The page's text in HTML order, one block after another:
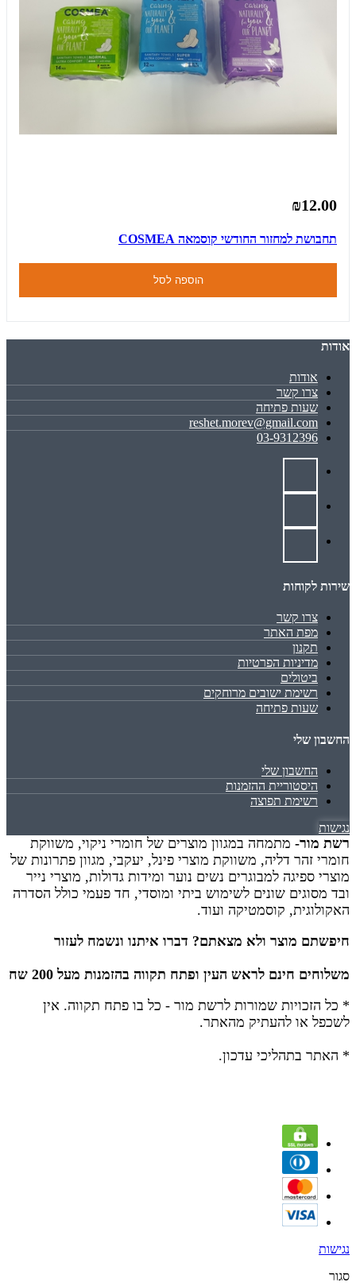
₪12.00
תחבושת למחזור החודשי קוסמאה COSMEA
הוספה לסל
אודות
אודות
צרו קשר
שעות פתיחה
reshet.morev@gmail.com
03-9312396
שירות לקוחות
צרו קשר
מפת האתר
תקנון
מדיניות הפרטיות
ביטולים
רשימת ישובים מרוחקים
שעות פתיחה
החשבון שלי
החשבון שלי
היסטוריית ההזמנות
רשימת תפוצה
נגישות
רשת מור- מתמחה במגוון מוצרים של חומרי ניקוי, משווקת
חומרי זהר דליה, משווקת מוצרי פינל, יעקבי, מגוון פתרונות של
מוצרי ספיגה למבוגרים נשים נוער ומידות גדולות, מוצרי נייר
ובד מסוגים שונים לשימוש ביתי ומוסדי, חד פעמי כולל הסדרה
האקולוגית, קוסמטיקה ועוד.
חיפשתם מוצר ולא מצאתם? דברו איתנו ונשמח לעזור
משלוחים חינם לראש העין ופתח תקווה בהזמנות מעל 200 שח
* כל הזכויות שמורות לרשת מור - כל בו פתח תקווה. אין
לשכפל או להעתיק מהאתר.
* האתר בתהליכי עדכון.
נגישות
סגור